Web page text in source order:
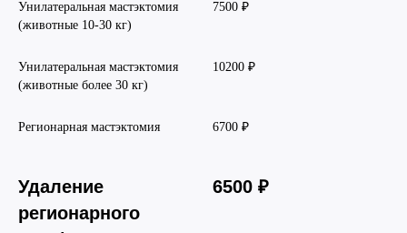
Унилатеральная мастэктомия
(животные 10-30 кг)
7500 ₽
Унилатеральная мастэктомия
(животные более 30 кг)
10200 ₽
Регионарная мастэктомия 6700 ₽
Удаление
регионарного
6500 ₽